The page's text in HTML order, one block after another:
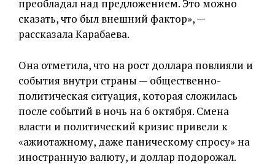
преобладал над предложением. Это можно
сказать, что был внешний фактор», —
рассказала Карабаева.
Она отметила, что на рост доллара повлияли и
события внутри страны — общественно-
политическая ситуация, которая сложилась
после событий в ночь на 6 октября. Смена
власти и политический кризис привели к
«ажиотажному, даже паническому спросу» на
иностранную валюту, и доллар подорожал.